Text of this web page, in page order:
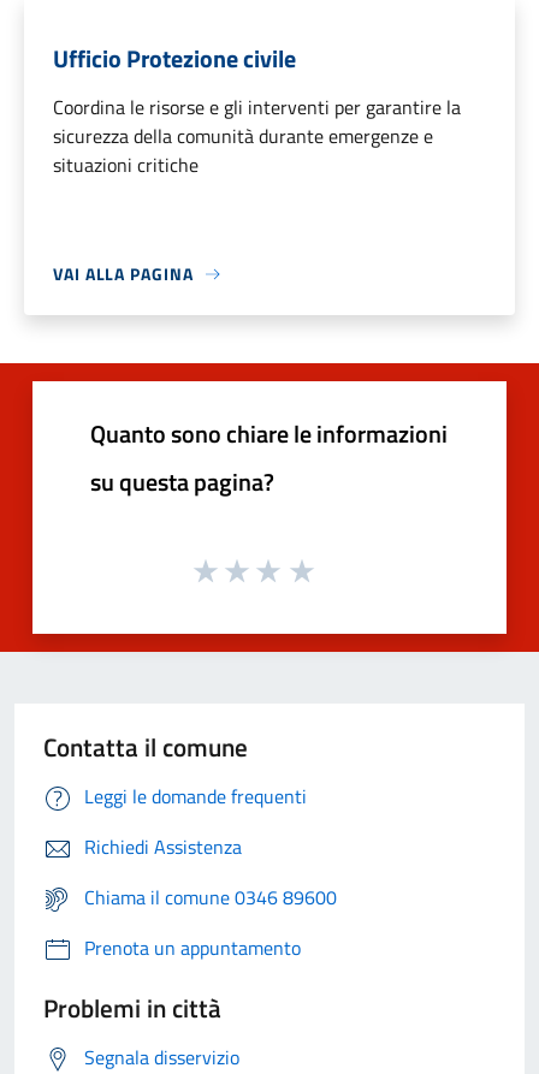
Ufficio Protezione civile
Coordina le risorse e gli interventi per garantire la
sicurezza della comunità durante emergenze e
situazioni critiche
VAI ALLA PAGINA
Quanto sono chiare le informazioni
su questa pagina?
Contatta il comune
Leggi le domande frequenti
Richiedi Assistenza
Chiama il comune 0346 89600
Prenota un appuntamento
Problemi in città
Segnala disservizio